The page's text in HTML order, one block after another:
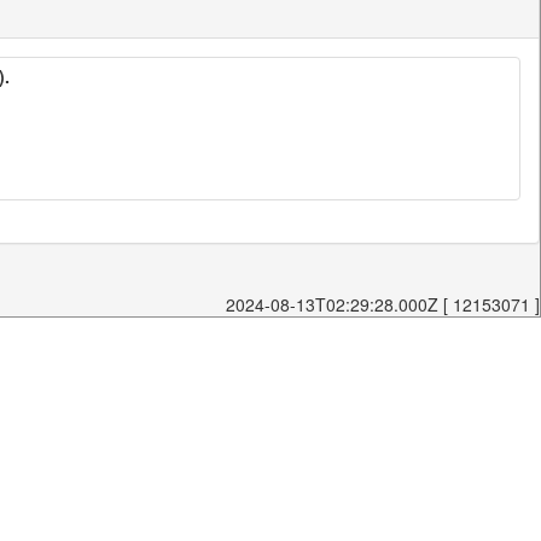
2024-08-13T02:29:28.000Z [ 12153071 ]